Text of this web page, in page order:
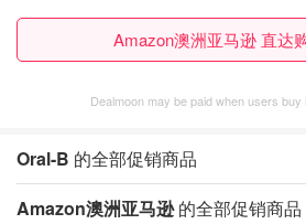
Amazon澳洲亚马逊 直达
Dealmoon may be paid when users buy
Oral-B 的全部促销商品
Amazon澳洲亚马逊的全部促销商品